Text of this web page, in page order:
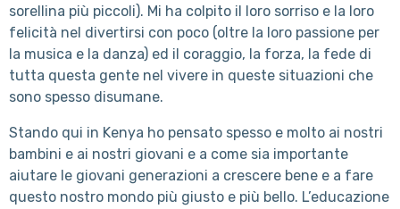
sorellina più piccoli). Mi ha colpito il loro sorriso e la loro
felicità nel divertirsi con poco (oltre la loro passione per
la musica e la danza) ed il coraggio, la forza, la fede di
tutta questa gente nel vivere in queste situazioni che
sono spesso disumane.
Stando qui in Kenya ho pensato spesso e molto ai nostri
bambini e ai nostri giovani e a come sia importante
aiutare le giovani generazioni a crescere bene e a fare
questo nostro mondo più giusto e più bello. L’educazione